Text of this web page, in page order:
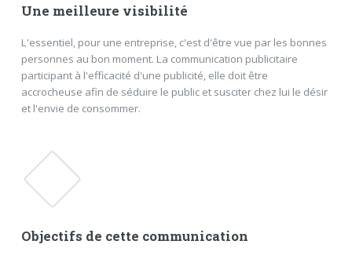
Une meilleure visibilité
L'essentiel, pour une entreprise, c'est d'être vue par les bonnes
personnes au bon moment. La communication publicitaire
participant à l'efficacité d'une publicité, elle doit être
accrocheuse afin de séduire le public et susciter chez lui le désir
et l'envie de consommer.
Objectifs de cette communication